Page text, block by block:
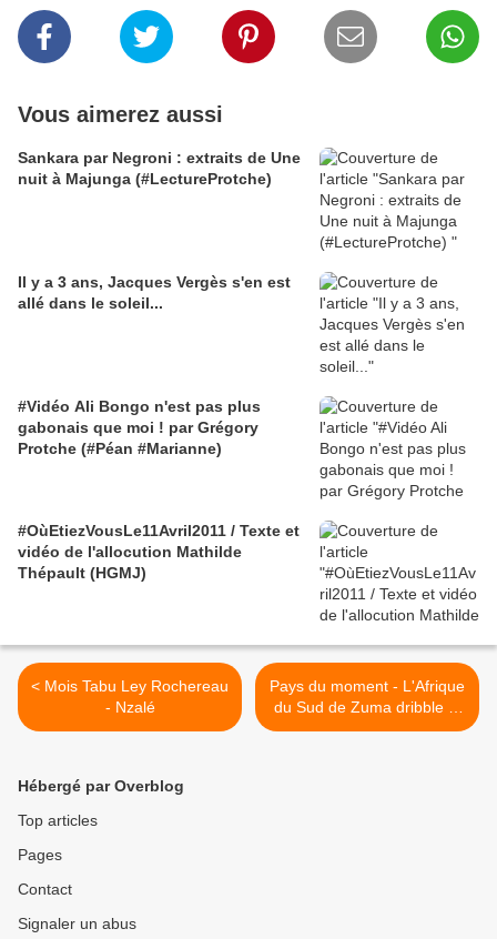
Vous aimerez aussi
Sankara par Negroni : extraits de Une
nuit à Majunga (#LectureProtche)
Il y a 3 ans, Jacques Vergès s'en est
allé dans le soleil...
#Vidéo Ali Bongo n'est pas plus
gabonais que moi ! par Grégory
Protche (#Péan #Marianne)
#OùEtiezVousLe11Avril2011 / Texte et
vidéo de l'allocution Mathilde
Thépault (HGMJ)
< Mois Tabu Ley Rochereau
- Nzalé
Pays du moment - L'Afrique
du Sud de Zuma dribble le
Sommet Françafrique
Hébergé par Overblog
Top articles
Pages
Contact
Signaler un abus